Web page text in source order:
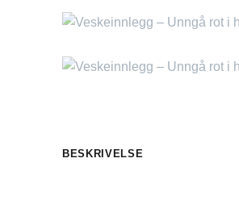
BESKRIVELSE